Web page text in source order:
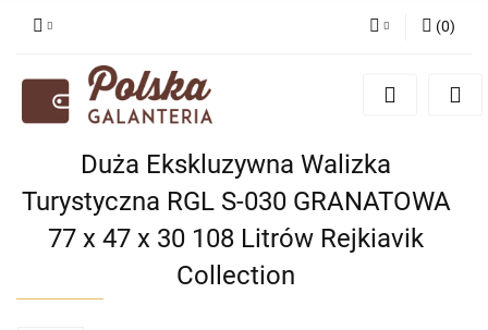
Zaloguj się
(0)
Duża Ekskluzywna Walizka
Turystyczna RGL S-030 GRANATOWA
77 x 47 x 30 108 Litrów Rejkiavik
Collection